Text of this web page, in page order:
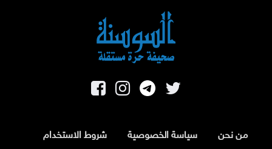
من نحن سياسة الخصوصية
شروط الاستخدام